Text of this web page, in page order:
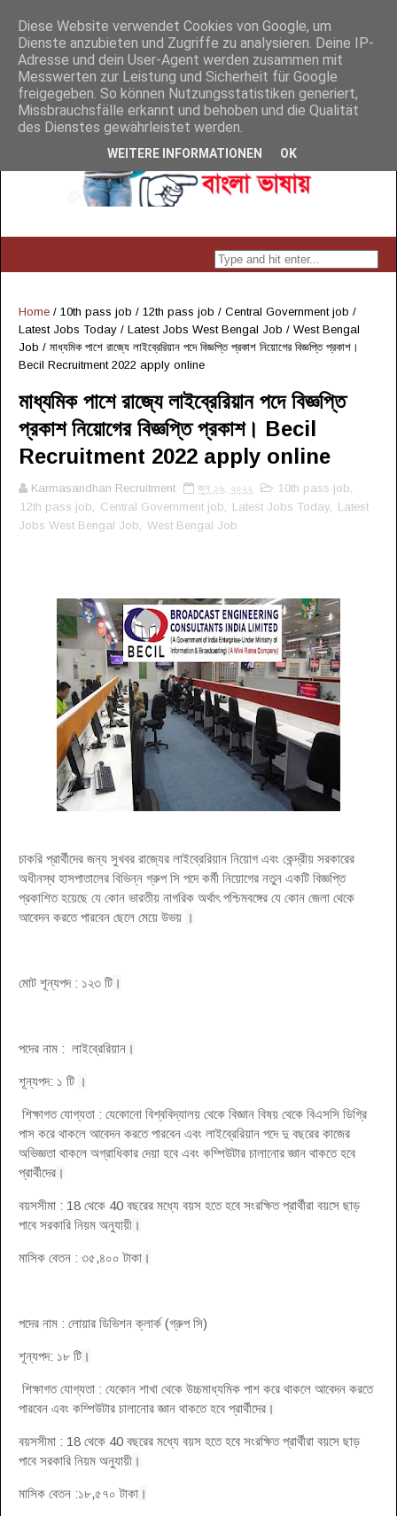
Home / 10th pass job / 12th pass job / Central Government job /
Latest Jobs Today / Latest Jobs West Bengal Job / West Bengal
Job / মাধ্যমিক পাশে রাজ্যে লাইব্রেরিয়ান পদে বিজ্ঞপ্তি প্রকাশ নিয়োগের বিজ্ঞপ্তি প্রকাশ।
Becil Recruitment 2022 apply online
মাধ্যমিক পাশে রাজ্যে লাইব্রেরিয়ান পদে বিজ্ঞপ্তি
প্রকাশ নিয়োগের বিজ্ঞপ্তি প্রকাশ। Becil
Recruitment 2022 apply online
Karmasandhan Recruitment জুন ১৬, ২০২২ 10th pass job
12th pass job
Central Government job Latest Jobs Today
Latest
Jobs West Bengal Job
West Bengal Job
চাকরি প্রার্থীদের জন্য সুখবর রাজ্যের লাইব্রেরিয়ান নিয়োগ এবং কেন্দ্রীয় সরকারের
অধীনস্থ হাসপাতালের বিভিন্ন গ্রুপ সি পদে কর্মী নিয়োগের নতুন একটি বিজ্ঞপ্তি
প্রকাশিত হয়েছে যে কোন ভারতীয় নাগরিক অর্থাৎ পশ্চিমবঙ্গের যে কোন জেলা থেকে
আবেদন করতে পারবেন ছেলে মেয়ে উভয় ।
মোট শূন্যপদ : ১২৩ টি ।
পদের নাম : লাইব্রেরিয়ান ।
শূন্যপদ: ১ টি ।
শিক্ষাগত যোগ্যতা : যেকোনো বিশ্ববিদ্যালয় থেকে বিজ্ঞান বিষয় থেকে বিএসসি ডিগ্রি
পাস করে থাকলে আবেদন করতে পারবেন এবং লাইব্রেরিয়ান পদে দু বছরের কাজের
অভিজ্ঞতা থাকলে অগ্রাধিকার দেয়া হবে এবং কম্পিউটার চালানোর জ্ঞান থাকতে হবে
প্রার্থীদের ।
বয়সসীমা : 18 থেকে 40 বছরের মধ্যে বয়স হতে হবে সংরক্ষিত প্রার্থীরা বয়সে ছাড়
পাবে সরকারি নিয়ম অনুযায়ী ।
মাসিক বেতন : ৩৫,৪০০ টাকা ।
পদের নাম : লোয়ার ডিভিশন ক্লার্ক (গ্রুপ সি)
শূন্যপদ: ১৮ টি ।
শিক্ষাগত যোগ্যতা : যেকোন শাখা থেকে উচ্চমাধ্যমিক পাশ করে থাকলে আবেদন করতে
পারবেন এবং কম্পিউটার চালানোর জ্ঞান থাকতে হবে প্রার্থীদের ।
বয়সসীমা : 18 থেকে 40 বছরের মধ্যে বয়স হতে হবে সংরক্ষিত প্রার্থীরা বয়সে ছাড়
পাবে সরকারি নিয়ম অনুযায়ী ।
মাসিক বেতন :১৮,৫৭০ টাকা ।
Diese Website verwendet Cookies von Google, um
Dienste anzubieten und Zugriffe zu analysieren. Deine IP-
Adresse und dein User-Agent werden zusammen mit
Messwerten zur Leistung und Sicherheit für Google
freigegeben. So können Nutzungsstatistiken generiert,
Missbrauchsfälle erkannt und behoben und die Qualität
des Dienstes gewährleistet werden.
WEITERE INFORMATIONEN OK